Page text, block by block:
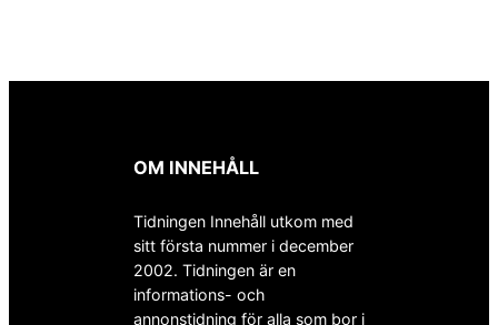
OM INNEHÅLL
Tidningen Innehåll utkom med
sitt första nummer i december
2002. Tidningen är en
informations- och
annonstidning för alla som bor i